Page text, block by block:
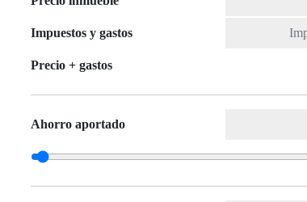
Impuestos y gastos
Precio + gastos
Ahorro aportado